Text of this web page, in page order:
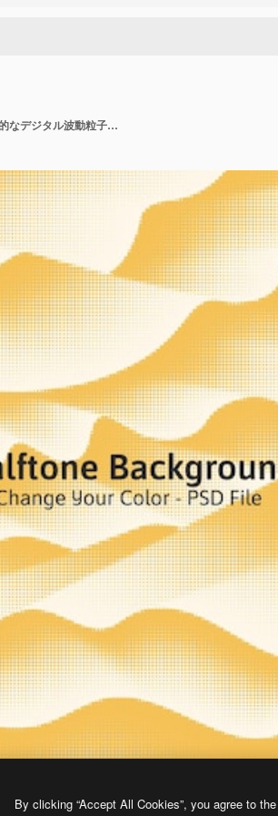
データ技術の背景抽象的な背景暗い背景の点と線を結ぶ抽象的なデジタル波動粒子抽象的なハーフトーンイラストの背景
By clicking “Accept All Cookies”, you agree to